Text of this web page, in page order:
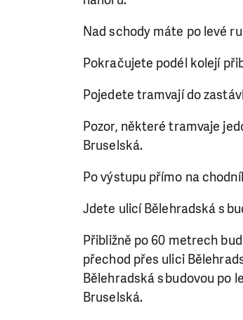
Nad schody máte po levé
Pokračujete podél kolejí
Pojedete tramvají do
Pozor, některé tramvaje
Bruselská.
Po výstupu přímo na
Jdete ulicí Bělehradská s
Přibližně po 60 metrech
přechod přes ulici
Bělehradská s budovou po
Bruselská.